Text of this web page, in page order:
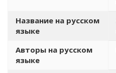
Название на русском
языке
Авторы на русском
языке